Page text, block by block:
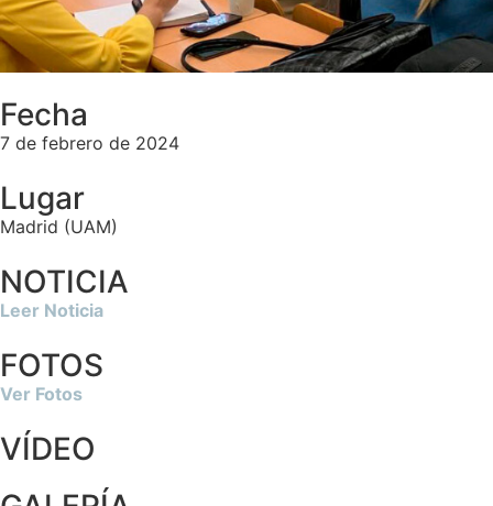
Fecha
7 de febrero de 2024
Lugar
Madrid (UAM)
NOTICIA
Leer Noticia
FOTOS
Ver Fotos
VÍDEO